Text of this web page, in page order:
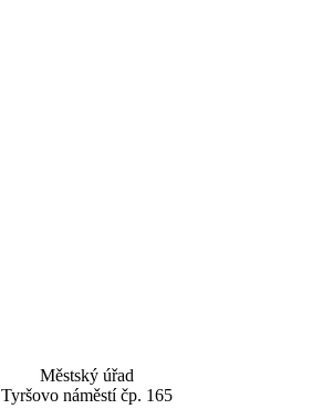
Městský úřad
Tyršovo náměstí čp. 165